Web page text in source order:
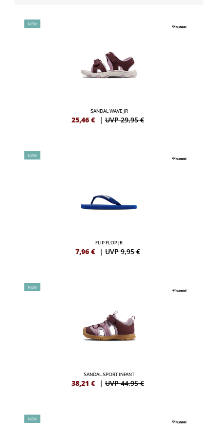
NEW
SANDAL WAVE JR
25,46 € | UVP 29,95 €
NEW
FLIP FLOP JR
7,96 € | UVP 9,95 €
NEW
SANDAL SPORT INFANT
38,21 € | UVP 44,95 €
NEW